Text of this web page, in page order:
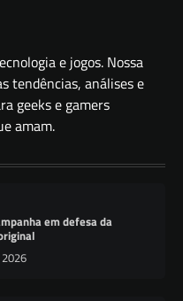
e jogos. Nossa
tendências, análises e
geeks e gamers
amam.
em defesa da